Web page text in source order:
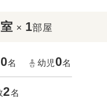
× 1部屋
0名 幼児0名
2名